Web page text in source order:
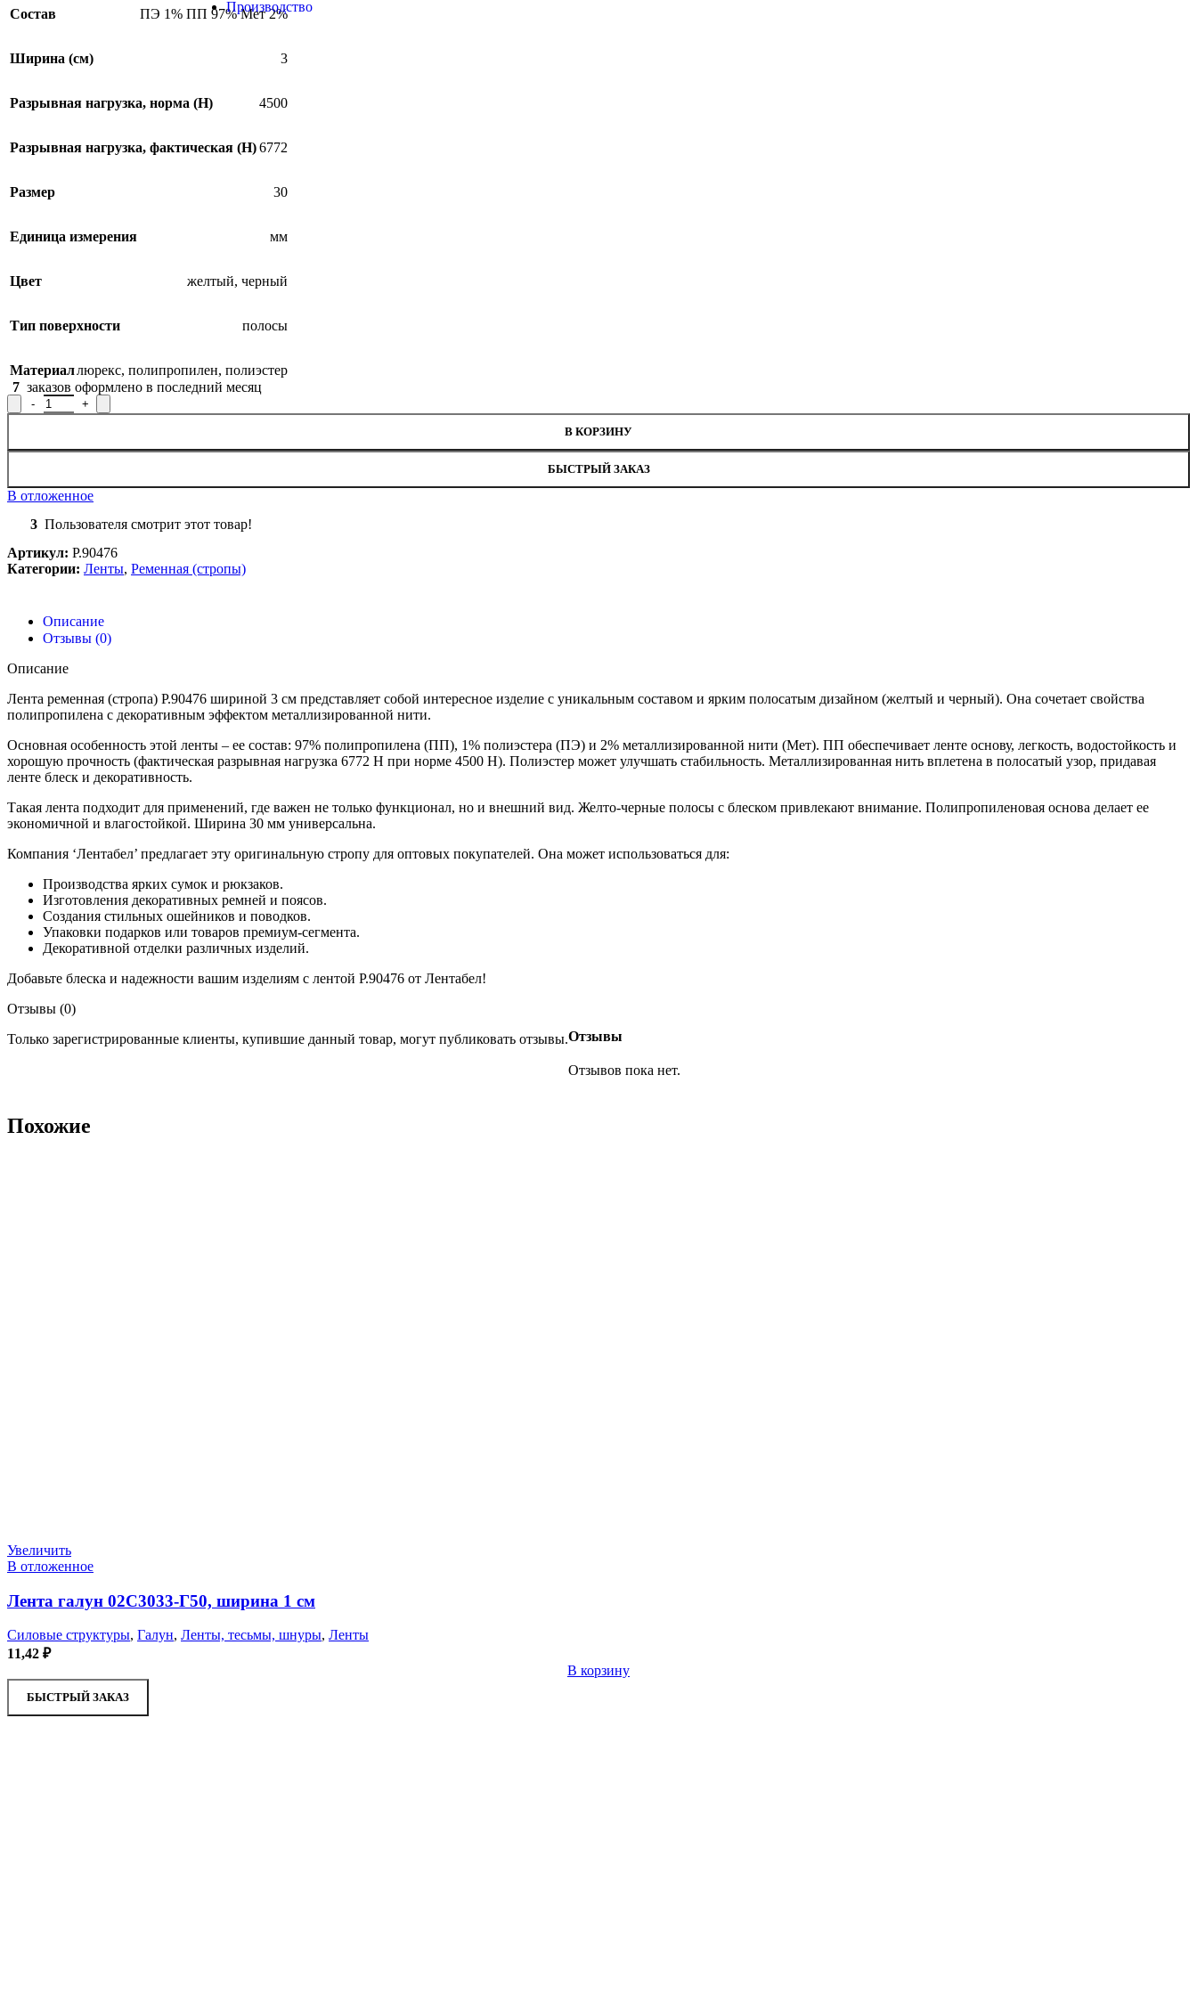
Производство
Состав ПЭ 1% ПП 97% Мет 2%
Ширина (см) 3
Разрывная нагрузка, норма (H) 4500
Разрывная нагрузка, фактическая (H)6772
Размер 30
Единица измерения мм
Цвет желтый, черный
Тип поверхности полосы
Материаллюрекс, полипропилен, полиэстер
7 заказов оформлено в последний месяц
Количество товара Лента ременная Р.90476, ширина 3 см
В КОРЗИНУ
БЫСТРЫЙ ЗАКАЗ
В отложенное
3 Пользователя смотрит этот товар!
Артикул: Р.90476
Категории: Ленты, Ременная (стропы)
Описание
Отзывы (0)
Описание
Лента ременная (стропа) Р.90476 шириной 3 см представляет собой интересное изделие с уникальным составом и ярким полосатым дизайном (желтый и черный). Она сочетает свойства
полипропилена с декоративным эффектом металлизированной нити.
Основная особенность этой ленты – ее состав: 97% полипропилена (ПП), 1% полиэстера (ПЭ) и 2% металлизированной нити (Мет). ПП обеспечивает ленте основу, легкость, водостойкость и
хорошую прочность (фактическая разрывная нагрузка 6772 H при норме 4500 H). Полиэстер может улучшать стабильность. Металлизированная нить вплетена в полосатый узор, придавая
ленте блеск и декоративность.
Такая лента подходит для применений, где важен не только функционал, но и внешний вид. Желто-черные полосы с блеском привлекают внимание. Полипропиленовая основа делает ее
экономичной и влагостойкой. Ширина 30 мм универсальна.
Компания ‘Лентабел’ предлагает эту оригинальную стропу для оптовых покупателей. Она может использоваться для:
Производства ярких сумок и рюкзаков.
Изготовления декоративных ремней и поясов.
Создания стильных ошейников и поводков.
Упаковки подарков или товаров премиум-сегмента.
Декоративной отделки различных изделий.
Добавьте блеска и надежности вашим изделиям с лентой Р.90476 от Лентабел!
Отзывы (0)
Отзывы
Отзывов пока нет.
Только зарегистрированные клиенты, купившие данный товар, могут публиковать отзывы.
Похожие
Увеличить
В отложенное
Лента галун 02С3033-Г50, ширина 1 см
Силовые структуры, Галун, Ленты, тесьмы, шнуры, Ленты
11,42 ₽
В корзину
БЫСТРЫЙ ЗАКАЗ